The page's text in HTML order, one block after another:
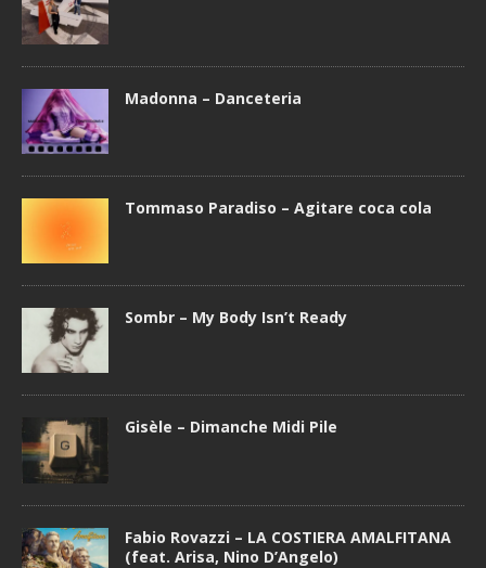
Madonna – Danceteria
Tommaso Paradiso – Agitare coca cola
Sombr – My Body Isn’t Ready
Gisèle – Dimanche Midi Pile
Fabio Rovazzi – LA COSTIERA AMALFITANA
(feat. Arisa, Nino D’Angelo)